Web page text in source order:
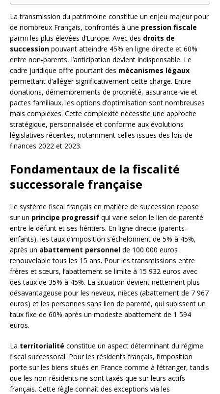
La transmission du patrimoine constitue un enjeu majeur pour
de nombreux Français, confrontés à une pression fiscale
parmi les plus élevées d’Europe. Avec des droits de
succession pouvant atteindre 45% en ligne directe et 60%
entre non-parents, l’anticipation devient indispensable. Le
cadre juridique offre pourtant des mécanismes légaux
permettant d’alléger significativement cette charge. Entre
donations, démembrements de propriété, assurance-vie et
pactes familiaux, les options d’optimisation sont nombreuses
mais complexes. Cette complexité nécessite une approche
stratégique, personnalisée et conforme aux évolutions
législatives récentes, notamment celles issues des lois de
finances 2022 et 2023.
Fondamentaux de la fiscalité
successorale française
Le système fiscal français en matière de succession repose
sur un principe progressif qui varie selon le lien de parenté
entre le défunt et ses héritiers. En ligne directe (parents-
enfants), les taux d’imposition s’échelonnent de 5% à 45%,
après un abattement personnel de 100 000 euros
renouvelable tous les 15 ans. Pour les transmissions entre
frères et sœurs, l’abattement se limite à 15 932 euros avec
des taux de 35% à 45%. La situation devient nettement plus
désavantageuse pour les neveux, nièces (abattement de 7 967
euros) et les personnes sans lien de parenté, qui subissent un
taux fixe de 60% après un modeste abattement de 1 594
euros.
La territorialité constitue un aspect déterminant du régime
fiscal successoral. Pour les résidents français, l’imposition
porte sur les biens situés en France comme à l’étranger, tandis
que les non-résidents ne sont taxés que sur leurs actifs
français. Cette règle connaît des exceptions via les